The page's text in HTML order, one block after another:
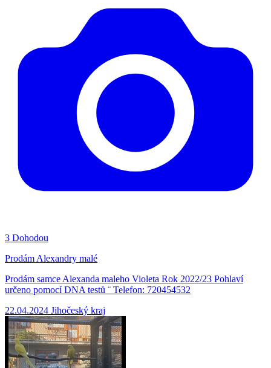
3 Dohodou
Prodám Alexandry malé
Prodám samce Alexanda maleho Violeta Rok 2022/23 Pohlaví
určeno pomocí DNA testů ¨ Telefon: 720454532
22.04.2024 Jihočeský kraj